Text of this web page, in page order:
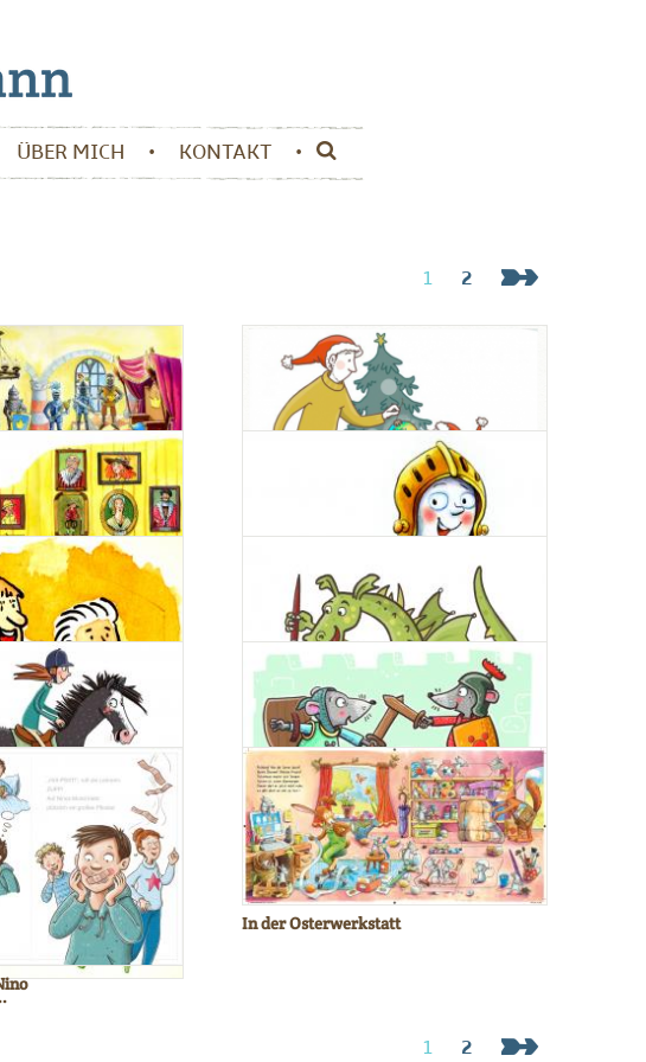
ÜBER MICH KONTAKT
1 2
Immer wieder aktuell ...
Das Rechen-Gespenst
Der Zeichendrache
ritterlicher Mäusekampf
In der Osterwerkstatt
1 2